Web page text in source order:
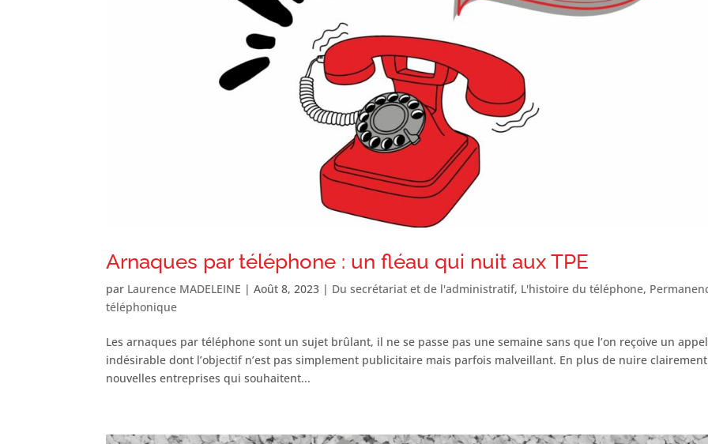
Arnaques par téléphone : un fléau qui nuit aux TPE
par Laurence MADELEINE |Août 8, 2023 | Du secrétariat et de l'administratif, L'histoire du téléphone,
téléphonique
Les arnaques par téléphone sont un sujet brûlant, il ne se passe pas une semaine sans que l’on reçoive un appel
indésirable dont l’objectif n’est pas simplement publicitaire mais parfois malveillant. En plus de nuire
nouvelles entreprises qui souhaitent...